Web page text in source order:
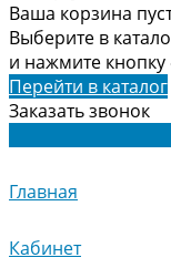
Ваша корзина
Выберите в
и нажмите кнопку
Перейти в каталог
Заказать звонок
Главная
Кабинет